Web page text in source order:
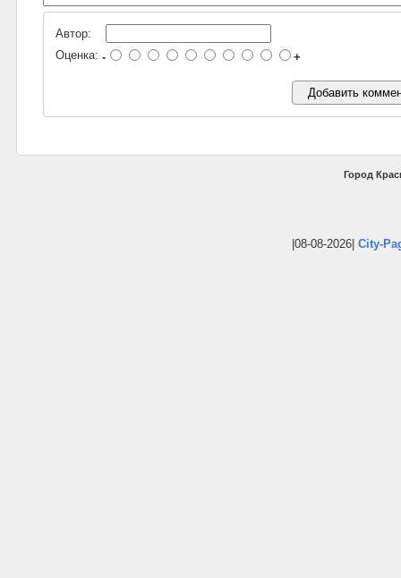
Автор:
Оценка: - +
Город
|08-08-2026| City-